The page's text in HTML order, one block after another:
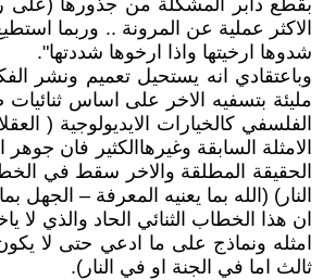
بقطع دابر المشكلة من جذورها (على
الاكثر عملية عن المرونة .. وربما
شدوها ارخيتها واذا ارخوها شددتها".
وباعتقادي انه يستحيل تعميم ونشر
مليئة بتسفيه الاخر على اساس
الفلسفي كالخيارات الايديولوجية (
الامثلة السابقة وغيرهاالكثير فان
الحقيقة المطلقة والاخر سقط في
النار) (الله بما يعنيه المعرفة – الجهل
ان هذا الخطاب الثنائي الحاد والذي
امثله ونماذج على ما ادعي حتى لا
ثالث اما في الجنة او في النار).